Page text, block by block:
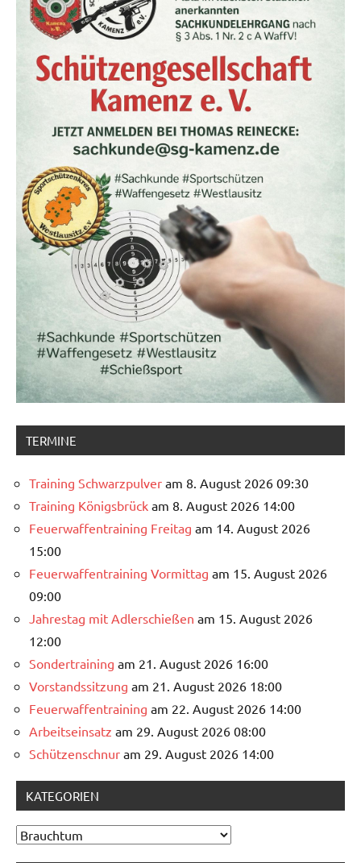
TERMINE
Training Schwarzpulver am 8. August 2026 09:30
Training Königsbrück am 8. August 2026 14:00
Feuerwaffentraining Freitag am 14. August 2026
15:00
Feuerwaffentraining Vormittag am 15. August 2026
09:00
Jahrestag mit Adlerschießen am 15. August 2026
12:00
Sondertraining am 21. August 2026 16:00
Vorstandssitzung am 21. August 2026 18:00
Feuerwaffentraining am 22. August 2026 14:00
Arbeitseinsatz am 29. August 2026 08:00
Schützenschnur am 29. August 2026 14:00
KATEGORIEN
Kategorien